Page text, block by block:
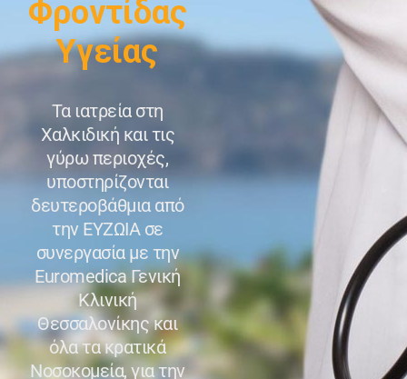
Φροντίδας
Υγείας
Τα ιατρεία στη
Χαλκιδική και τις
γύρω περιοχές,
υποστηρίζονται
δευτεροβάθμια από
την ΕΥΖΩΙΑ σε
συνεργασία με την
Euromedica Γενική
Κλινική
Θεσσαλονίκης και
όλα τα κρατικά
Νοσοκομεία, για την